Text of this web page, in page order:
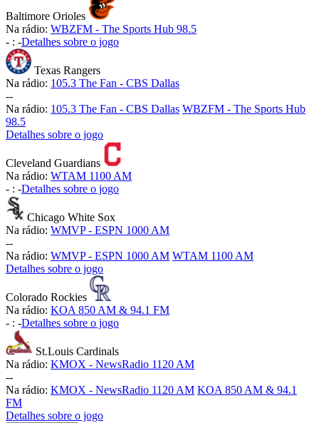
Baltimore Orioles
Na rádio: WBZFM - The Sports Hub 98.5
- : -Detalhes sobre o jogo
Texas Rangers
Na rádio: 105.3 The Fan - CBS Dallas
--
Na rádio: 105.3 The Fan - CBS Dallas WBZFM - The Sports Hub
98.5
Detalhes sobre o jogo
Cleveland Guardians
Na rádio: WTAM 1100 AM
- : -Detalhes sobre o jogo
Chicago White Sox
Na rádio: WMVP - ESPN 1000 AM
--
Na rádio: WMVP - ESPN 1000 AM WTAM 1100 AM
Detalhes sobre o jogo
Colorado Rockies
Na rádio: KOA 850 AM & 94.1 FM
- : -Detalhes sobre o jogo
St.Louis Cardinals
Na rádio: KMOX - NewsRadio 1120 AM
--
Na rádio: KMOX - NewsRadio 1120 AM KOA 850 AM & 94.1
FM
Detalhes sobre o jogo